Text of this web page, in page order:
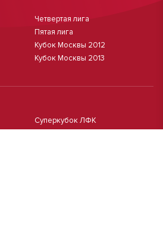
Четвертая лига
Пятая лига
Кубок Москвы 2012
Кубок Москвы 2013
Суперкубок ЛФК